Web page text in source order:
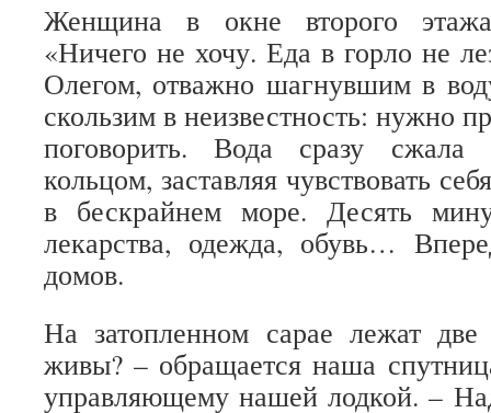
Женщина в окне второго
«Ничего не хочу. Еда в горло не
Олегом, отважно шагнувшим в
скользим в неизвестность: нужно
поговорить. Вода сразу
кольцом, заставляя чувствовать
в бескрайнем море. Десять
лекарства, одежда, обувь…
домов.
На затопленном сарае лежат
живы? – обращается наша
управляющему нашей лодкой. –